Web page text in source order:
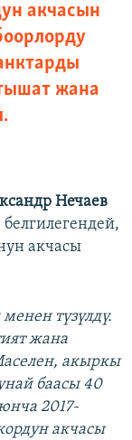
акчасын
жана
Нечаев
акчасы
түзүлдү.
жана
акыркы
баасы 40
2017-
акчасы